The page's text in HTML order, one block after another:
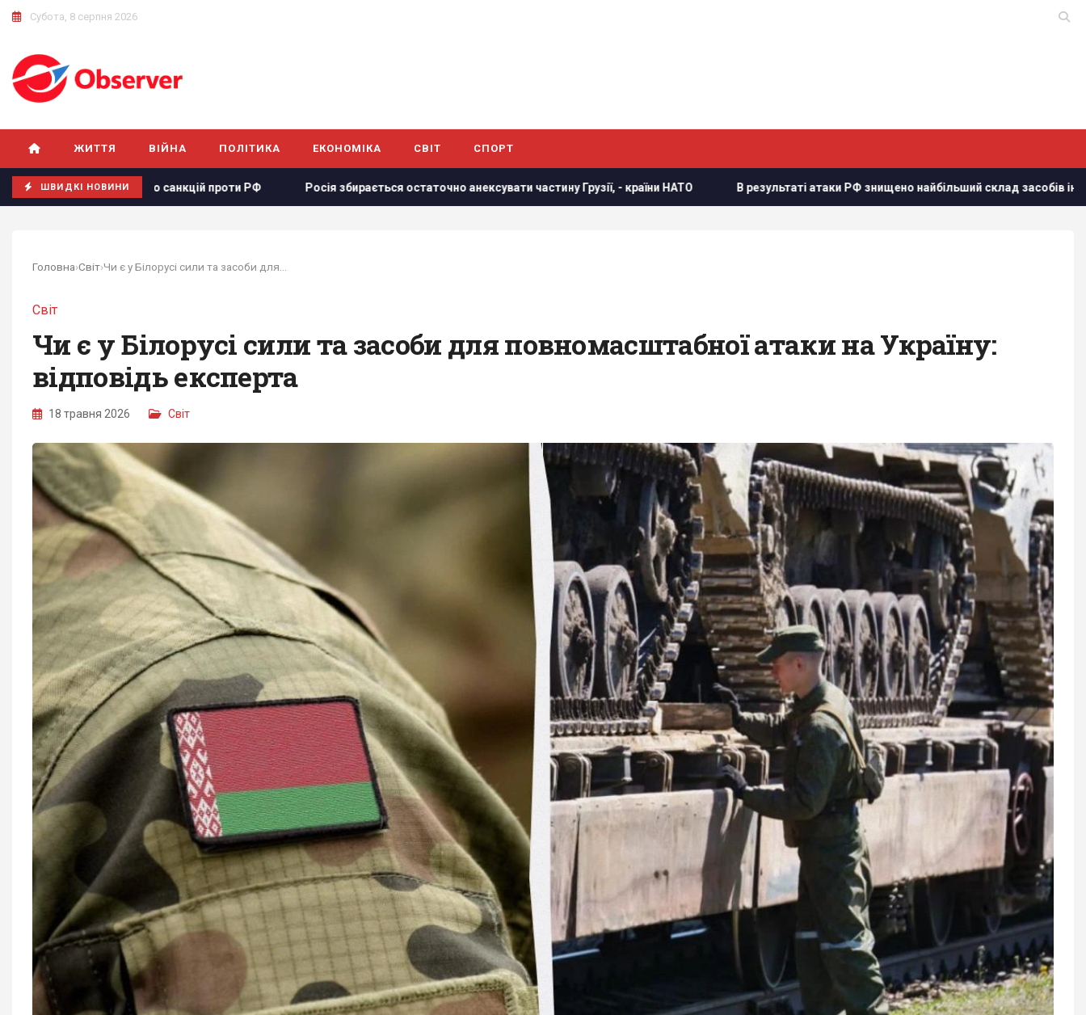
Субота, 8 серпня 2026
ЖИТТЯ ВІЙНА ПОЛІТИКА ЕКОНОМІКА СВІТ СПОРТ
ШВИДКІ НОВИНИ
щодо санкцій проти РФ Росія збирається остаточно анексувати частину Грузії, - країни НАТО В результаті атаки РФ знищено найбільший склад засобів індивідуального
Головна›Світ›Чи є у Білорусі сили та засоби для...
Світ
Чи є у Білорусі сили та засоби для повномасштабної атаки на Україну:
відповідь експерта
18 травня 2026 Світ